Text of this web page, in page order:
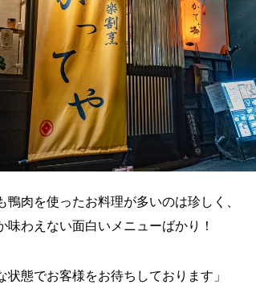
鴨肉を使ったお料理が多いのは珍しく、
わえない面白いメニューばかり！
態でお客様をお待ちしております」